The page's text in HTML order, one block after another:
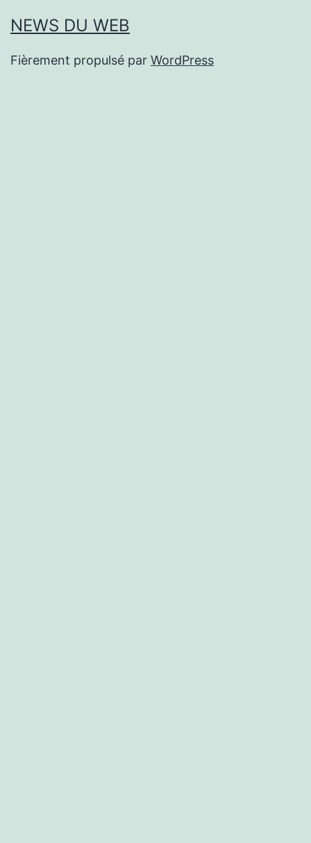
NEWS DU WEB
Fièrement propulsé par WordPress